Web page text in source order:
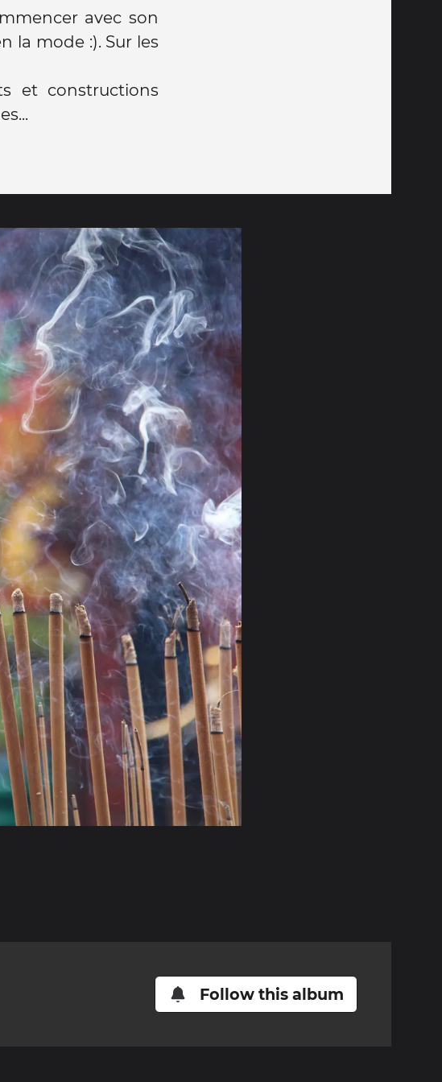
avec son
la mode :). Sur les
et constructions
Follow this album